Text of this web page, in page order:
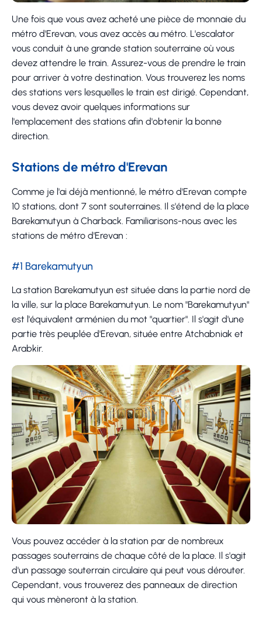
Une fois que vous avez acheté une pièce de monnaie du
métro d'Erevan, vous avez accès au métro. L'escalator
vous conduit à une grande station souterraine où vous
devez attendre le train. Assurez-vous de prendre le train
pour arriver à votre destination. Vous trouverez les noms
des stations vers lesquelles le train est dirigé. Cependant,
vous devez avoir quelques informations sur
l'emplacement des stations afin d'obtenir la bonne
direction.
Stations de métro d'Erevan
Comme je l'ai déjà mentionné, le métro d'Erevan compte
10 stations, dont 7 sont souterraines. Il s'étend de la place
Barekamutyun à Charback. Familiarisons-nous avec les
stations de métro d'Erevan :
#1 Barekamutyun
La station Barekamutyun est située dans la partie nord de
la ville, sur la place Barekamutyun. Le nom "Barekamutyun"
est l'équivalent arménien du mot "quartier". Il s'agit d'une
partie très peuplée d'Erevan, située entre Atchabniak et
Arabkir.
Vous pouvez accéder à la station par de nombreux
passages souterrains de chaque côté de la place. Il s'agit
d'un passage souterrain circulaire qui peut vous dérouter.
Cependant, vous trouverez des panneaux de direction
qui vous mèneront à la station.